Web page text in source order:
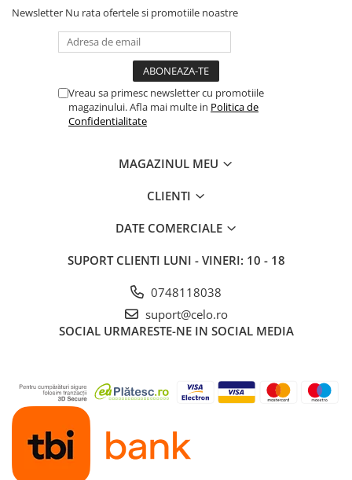
Baterie iPhone
Housing iPhone
iPad Pro 11″ (1st gen - 2018)
iPad Pro 11″ (2nd gen - 2020)
iPad Pro 12.9″ (1st gen - 2015)
iPad Pro 12.9″ (2nd gen - 2017)
iPad Pro 12.9″ (3rd gen - 2018)
iPad Pro 12.9″ (4th gen - 2020)
iPad Pro 9.7″ (2016)
iPad
iPad (4th gen)
iPad 9.7″ (5th gen - 2017)
iPad 9.7″ (6th gen - 2018)
Newsletter Nu rata ofertele si promotiile noastre
Vreau sa primesc newsletter cu promotiile
magazinului. Afla mai multe in Politica de
Confidentialitate
MAGAZINUL MEU
CLIENTI
DATE COMERCIALE
SUPORT CLIENTI LUNI - VINERI: 10 - 18
0748118038
suport@celo.ro
SOCIAL URMARESTE-NE IN SOCIAL MEDIA